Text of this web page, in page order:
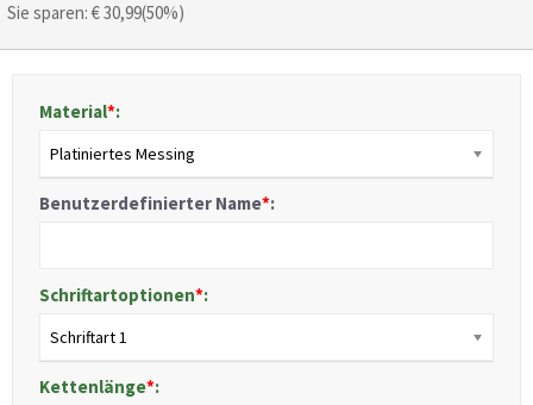
Sie sparen: €30,99(50%)
Material*:
Platiniertes Messing
Benutzerdefinierter Name*:
Schriftartoptionen*:
Schriftart 1
Kettenlänge*: